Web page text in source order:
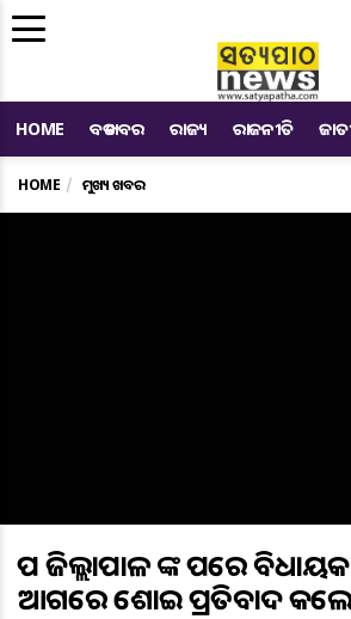
HOME ବଡ ଖବର ରାଜ୍ୟ ରାଜନୀତି
HOME ମୁଖ୍ୟ ଖବର
ଉପ ଜିଲ୍ଲାପାଳ ଙ୍କ ପରେ
ଆଗରେ ଶୋଇ ପ୍ରତିବାଦ କଲେ